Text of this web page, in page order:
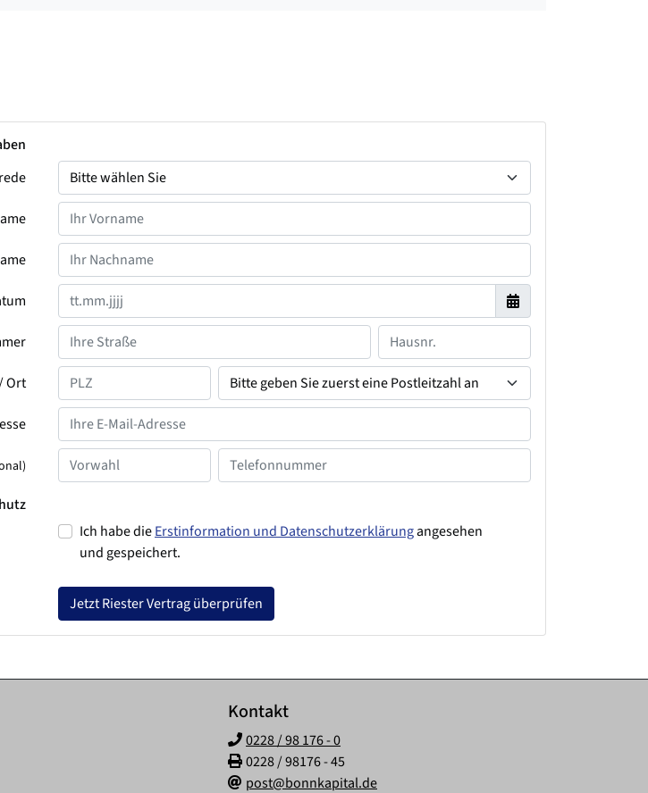
Ort
Ich habe dieErstinformation und Datenschutzerklärungangesehen
und gespeichert.
Jetzt Riester Vertrag überprüfen
Kontakt
0228 / 98 176 - 0
0228 / 98176 - 45
post@bonnkapital.de